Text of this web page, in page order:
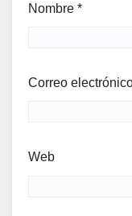
Nombre *
Correo
Web